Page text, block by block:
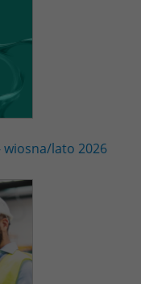
wiosna/lato 2026